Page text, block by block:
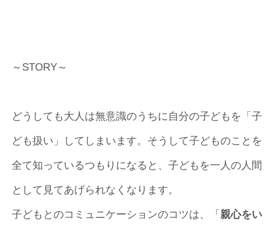
～STORY～
どうしても大人は無意識のうちに自分の子どもを「子
ども扱い」してしまいます。そうして子どものことを
全て知っているつもりになると、子どもを一人の人間
として見てあげられなくなります。
子どもとのコミュニケーションのコツは、「親心をい